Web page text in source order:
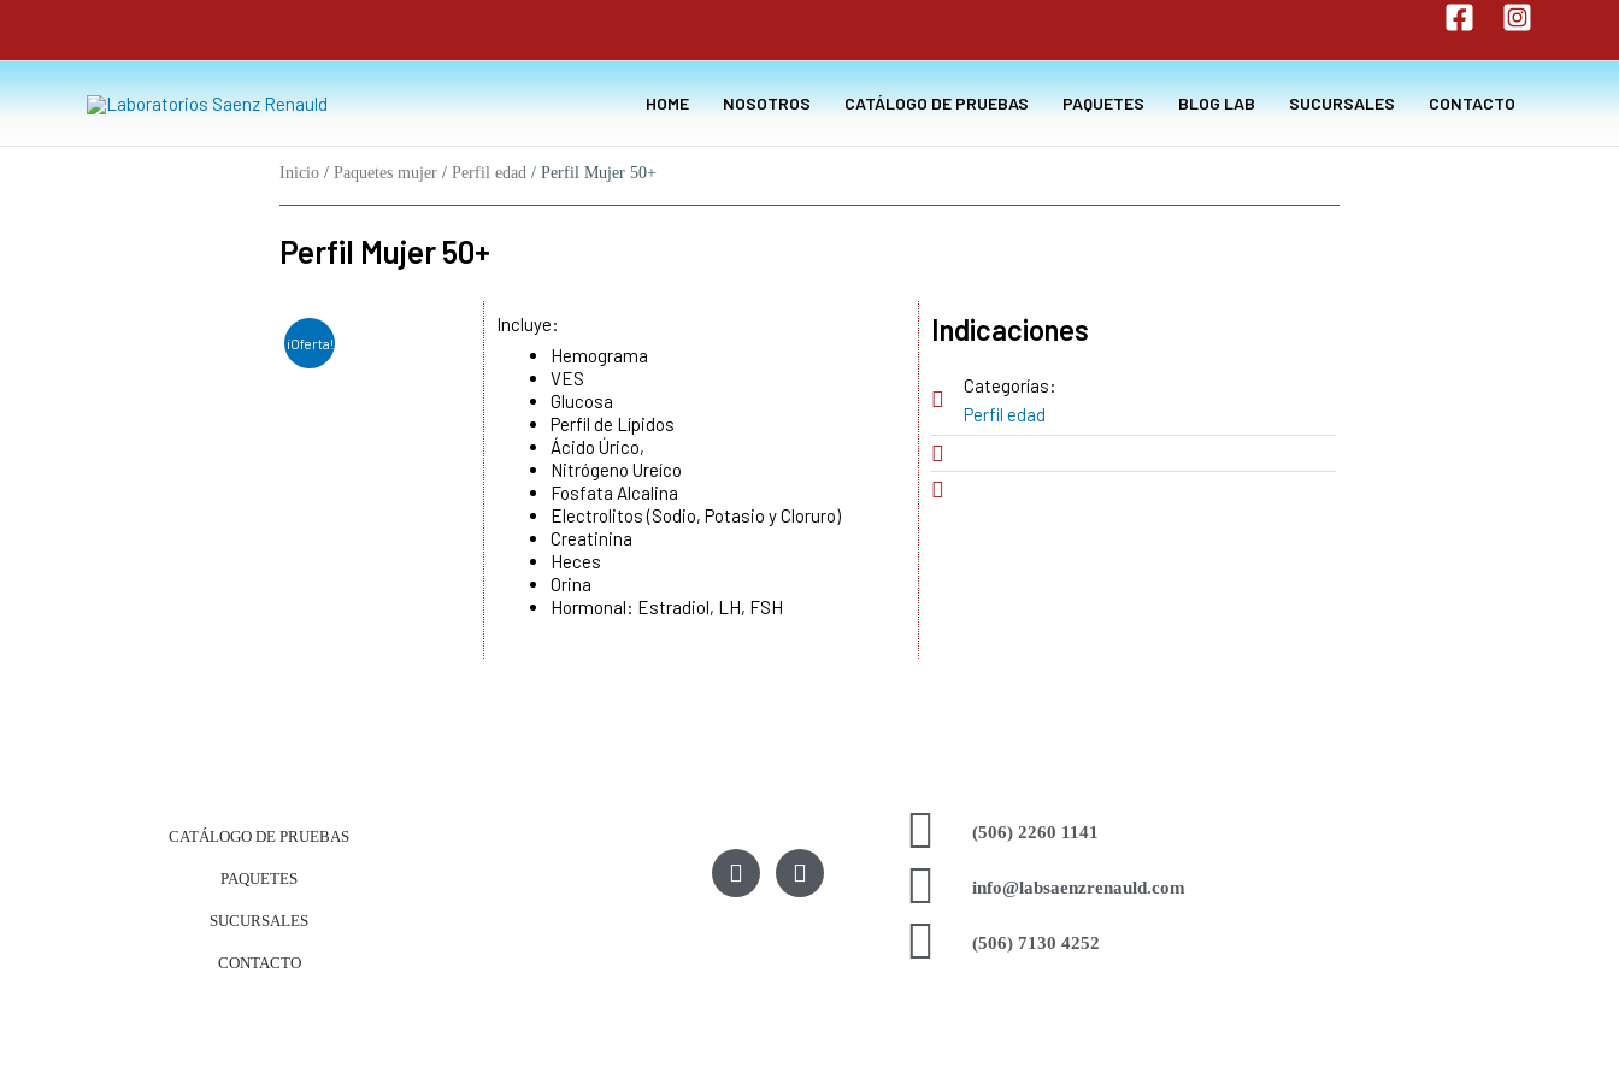
contenido
HOME NOSOTROS CATÁLOGO DE PRUEBAS PAQUETES BLOG LAB SUCURSALES CONTACTO
Inicio / Paquetes mujer / Perfil edad / Perfil Mujer 50+
Perfil Mujer 50+
¡Oferta!
Incluye:
Hemograma
VES
Glucosa
Perfil de Lípidos
Ácido Úrico,
Nitrógeno Ureíco
Fosfata Alcalina
Electrolitos (Sodio, Potasio y Cloruro)
Creatinina
Heces
Orina
Hormonal: Estradiol, LH, FSH
Indicaciones
Categorías:
Perfil edad
CATÁLOGO DE PRUEBAS
PAQUETES
SUCURSALES
CONTACTO
F
a
I
n
(506) 2260 1141
info@labsaenzrenauld.com
(506) 7130 4252